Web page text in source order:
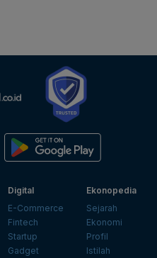
Digital
E-Commerce
Fintech
Startup
Gadget
Ekonopedia
Sejarah
Ekonomi
Profil
Istilah